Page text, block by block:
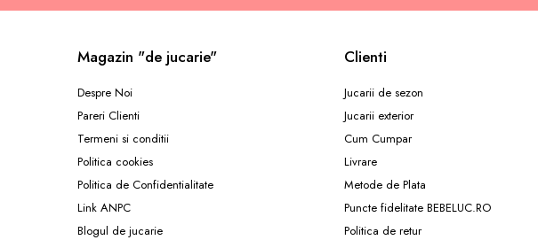
Jocuri de memorie
Jocuri cu numere
Jocuri de indemanare
Jocuri de carti
Jocuri interactive
Jocuri de podea
Carti pe alese
Carti pentru copii 1 an
Magazin "de jucarie"
Despre Noi
Pareri Clienti
Termeni si conditii
Politica cookies
Politica de Confidentialitate
Link ANPC
Blogul de jucarie
Clienti
Jucarii de sezon
Jucarii exterior
Cum Cumpar
Livrare
Metode de Plata
Puncte fidelitate BEBELUC.RO
Politica de retur